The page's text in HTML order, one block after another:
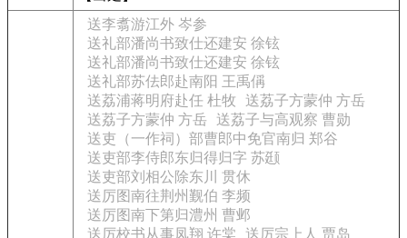
送李翥游江外 岑参
送礼部潘尚书致仕还建安 徐铉
送礼部潘尚书致仕还建安 徐铉
送礼部苏佉郎赴南阳 王禹偁
送荔浦蒋明府赴任 杜牧
送荔子方蒙仲 方岳
送荔子方蒙仲 方岳
送荔子与高观察 曹勋
送吏（一作祠）部曹郎中免官南归 郑谷
送吏部李侍郎东归得归字 苏颋
送吏部刘相公除东川 贯休
送厉图南往荆州觐伯 李频
送厉图南下第归澧州 曹邺
送厉校书从事凤翔 许棠
送厉宗上人 贾岛